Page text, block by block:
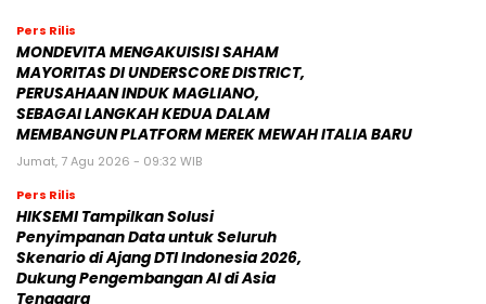
Pers Rilis
MONDEVITA MENGAKUISISI SAHAM
MAYORITAS DI UNDERSCORE DISTRICT,
PERUSAHAAN INDUK MAGLIANO,
SEBAGAI LANGKAH KEDUA DALAM
MEMBANGUN PLATFORM MEREK MEWAH ITALIA BARU
Jumat, 7 Agu 2026 - 09:32 WIB
Pers Rilis
HIKSEMI Tampilkan Solusi
Penyimpanan Data untuk Seluruh
Skenario di Ajang DTI Indonesia 2026,
Dukung Pengembangan AI di Asia
Tenggara